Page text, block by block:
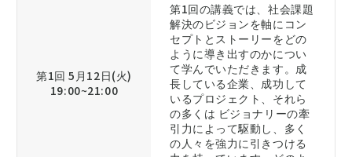
第1回 5月12日(火)
19:00~21:00
第1回の講義では、社会課題
解決のビジョンを軸にコン
セプトとストーリーをどの
ように導き出すのかについ
て学んでいただきます。成
長している企業、成功して
いるプロジェクト、それら
の多くは ビジョナリーの牽
引力によって駆動し、多く
の人々を強力に引きつける